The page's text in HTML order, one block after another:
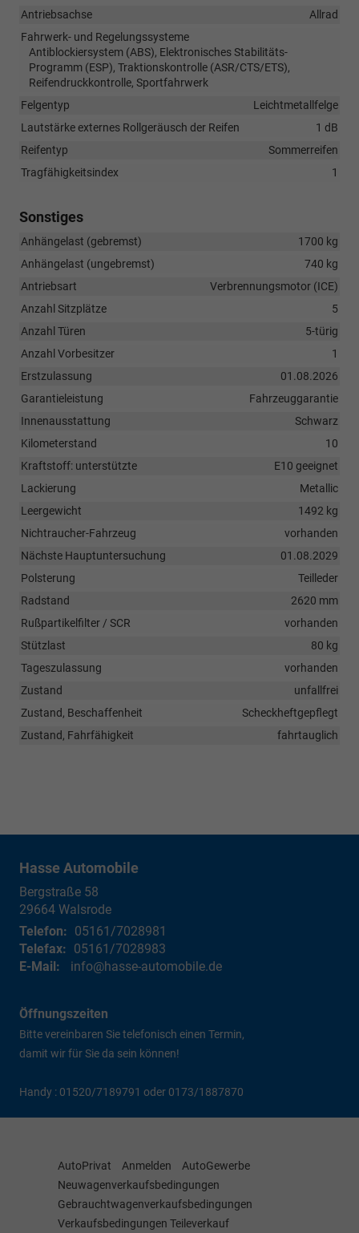
Antriebsachse
Allrad
Fahrwerk- und Regelungssysteme
Antiblockiersystem (ABS), Elektronisches Stabilitäts-
Programm (ESP), Traktionskontrolle (ASR/CTS/ETS),
Reifendruckkontrolle, Sportfahrwerk
Felgentyp
Leichtmetallfelge
Lautstärke externes Rollgeräusch der Reifen
1 dB
Reifentyp
Sommerreifen
Tragfähigkeitsindex
1
Sonstiges
Anhängelast (gebremst)
1700 kg
Anhängelast (ungebremst)
740 kg
Antriebsart
Verbrennungsmotor (ICE)
Anzahl Sitzplätze
5
Anzahl Türen
5-türig
Anzahl Vorbesitzer
1
Erstzulassung
01.08.2026
Garantieleistung
Fahrzeuggarantie
Innenausstattung
Schwarz
Kilometerstand
10
Kraftstoff: unterstützte
E10 geeignet
Lackierung
Metallic
Leergewicht
1492 kg
Nichtraucher-Fahrzeug
vorhanden
Nächste Hauptuntersuchung
01.08.2029
Polsterung
Teilleder
Radstand
2620 mm
Rußpartikelfilter / SCR
vorhanden
Stützlast
80 kg
Tageszulassung
vorhanden
Zustand
unfallfrei
Zustand, Beschaffenheit
Scheckheftgepflegt
Zustand, Fahrfähigkeit
fahrtauglich
Hasse Automobile
Bergstraße 58
29664 Walsrode
Telefon: 05161/7028981
Telefax: 05161/7028983
E-Mail:
info@hasse-automobile.de
Öffnungszeiten
Bitte vereinbaren Sie telefonisch einen Termin,
damit wir für Sie da sein können!
Handy : 01520/7189791 oder 0173/1887870
AutoPrivat Anmelden
AutoGewerbe
Neuwagenverkaufsbedingungen
Gebrauchtwagenverkaufsbedingungen
Verkaufsbedingungen Teileverkauf